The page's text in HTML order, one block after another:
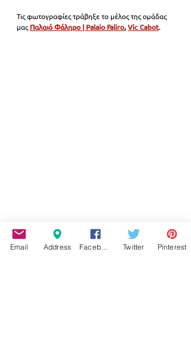
Τις φωτογραφίες τράβηξε το μέλος της ομάδας
μας Παλαιό Φάληρο | Palaio Faliro,Vic Cabot.
Email Address Twitter Pinterest